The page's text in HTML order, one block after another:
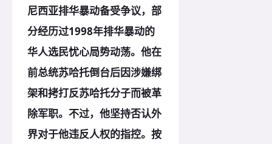
尼西亚排华暴动备受争议，部
分经历过1998年排华暴动的
华人选民忧心局势动荡。他在
前总统苏哈托倒台后因涉嫌绑
架和拷打反苏哈托分子而被革
除军职。不过，他坚持否认外
界对于他违反人权的指控。按